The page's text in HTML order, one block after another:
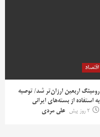
اقتصاد
رومینگ اربعین ارزان‌تر شد/ توصیه
به استفاده از بسته‌های ایرانی
2 روز پیش
علی مردی